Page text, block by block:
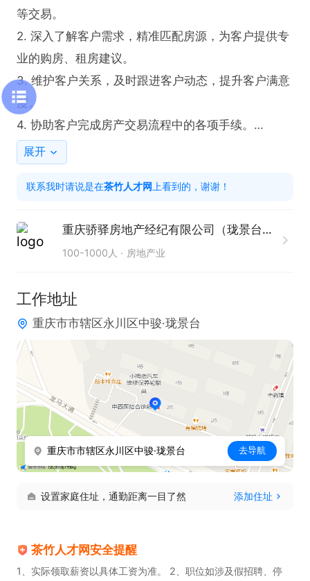
等交易。
2. 深入了解客户需求，精准匹配房源，为客户提供专
业的购房、租房建议。
3. 维护客户关系，及时跟进客户动态，提升客户满意
度。
4. 协助客户完成房产交易流程中的各项手续。
5. 收集、整理市场信息，分析竞争对手动态，为销售
1.年龄25-55岁。
2. 有无房产销售经验均可。
好的合作关系。
4. 拥有较强的学习能力，能快速掌握房产专业知识。
5. 工作积极主动，有较强的责任心和团队协作精神。
工作时间：
夏令时：08:30-18:30，午休2小时；冬令时：09:00-
18:00，午休2小时。月休4天，可自由分配。
聚餐、公费出国旅游、节日福利、开年红包等。还有
广阔的发展空间，从经纪人到店长、区域经理、区域
总监，晋升渠道清晰。每月有2天系统性专业知识培
展开
联系我时请说是在茶竹人才网 上看到的，谢谢！
重庆骄驿房地产经纪有限公司（珑景台店）
100-1000人 房地产业
工作地址
重庆市市辖区永川区中骏·珑景台
重庆市市辖区永川区中骏·珑景台 去导航
设置家庭住址，通勤距离一目了然 添加住址
茶竹人才网安全提醒
1、实际领取薪资以具体工资为准。 2、职位如涉及假招聘、停